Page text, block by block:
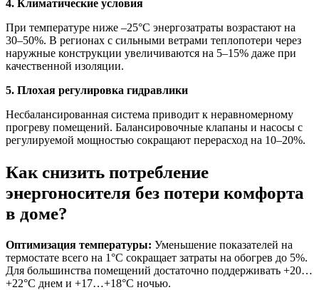
4. Климатические условия
При температуре ниже –25°C энергозатраты возрастают на
30–50%. В регионах с сильными ветрами теплопотери через
наружные конструкции увеличиваются на 5–15% даже при
качественной изоляции.
5. Плохая регулировка гидравлики
Несбалансированная система приводит к неравномерному
прогреву помещений. Балансировочные клапаны и насосы с
регулируемой мощностью сокращают перерасход на 10–20%.
Как снизить потребление
энергоносителя без потери комфорта
в доме?
Оптимизация температуры: Уменьшение показателей на
термостате всего на 1°C сокращает затраты на обогрев до 5%.
Для большинства помещений достаточно поддерживать +20…
+22°C днем и +17…+18°C ночью.